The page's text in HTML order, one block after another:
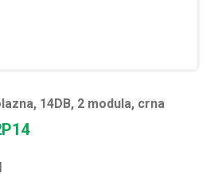
14DB, 2 modula, crna